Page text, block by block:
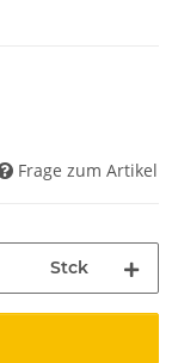
Frage zum Artikel
Stck